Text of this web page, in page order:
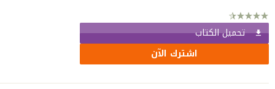
تحميل الكتاب
اشترك الآن